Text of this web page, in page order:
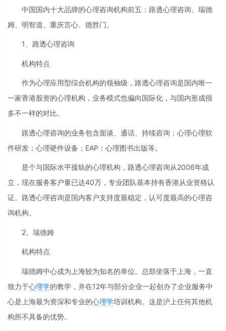
中国国内十大品牌的心理咨询机构前五：路透心理咨询、瑞德
姆、明智道、重庆言心、德胜门。
1、路透心理咨询
机构特点
作为心理应用型综合机构的领袖级，路透心理咨询是国内唯一
一家香港股资的心理机构，业务模式也偏向国际化，与国内形成很
多不一样的对比。
路透心理咨询的业务包含面谈、通话、持续咨询；心理心理软
件研发；心理硬件设备；EAP；心理图书出版等。
是个与国际水平接轨的心理机构，路透心理咨询从2006年成
立，现在服务客户量已达40万，专业团队基本持有香港从业资格认
证。路透心理咨询是国内客户支持度最稳定，认可度最高的心理咨
询机构。
2、瑞德姆
机构特点
瑞德姆中心成为上海较为知名的单位。总部坐落于上海，一直
致力于心理学的教学，并在12年与部分企业一起创办了企业服务中
心是上海最为资深和专业的心理学培训机构。这是沪上任何其他机
构所不具备的优势。